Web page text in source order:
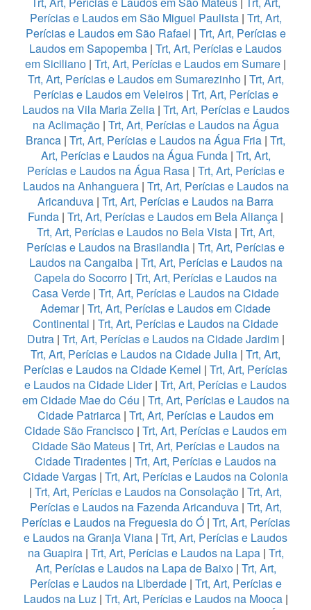
Perícias e Laudos em São Miguel Paulista| Trt, Art,
Perícias e Laudos em São Rafael | Trt, Art, Perícias e
Laudos em Sapopemba | Trt, Art, Perícias e Laudos
em Siciliano | Trt, Art, Perícias e Laudos em Sumare |
Trt, Art, Perícias e Laudos em Sumarezinho| Trt, Art,
Perícias e Laudos em Veleiros| Trt, Art, Perícias e
Laudos na Vila Maria Zelia| Trt, Art, Perícias e Laudos
na Aclimação| Trt, Art, Perícias e Laudos na Água
Branca | Trt, Art, Perícias e Laudos na Água Fria | Trt,
Art, Perícias e Laudos na Água Funda| Trt, Art,
Perícias e Laudos na Água Rasa | Trt, Art, Perícias e
Laudos na Anhanguera| Trt, Art, Perícias e Laudos na
Aricanduva | Trt, Art, Perícias e Laudos na Barra
Funda | Trt, Art, Perícias e Laudos em Bela Aliança |
Trt, Art, Perícias e Laudos no Bela Vista| Trt, Art,
Perícias e Laudos na Brasilandia | Trt, Art, Perícias e
Laudos na Cangaiba| Trt, Art, Perícias e Laudos na
Capela do Socorro | Trt, Art, Perícias e Laudos na
Casa Verde | Trt, Art, Perícias e Laudos na Cidade
Ademar| Trt, Art, Perícias e Laudos em Cidade
Continental | Trt, Art, Perícias e Laudos na Cidade
Dutra | Trt, Art, Perícias e Laudos na Cidade Jardim|
Trt, Art, Perícias e Laudos na Cidade Julia | Trt, Art,
Perícias e Laudos na Cidade Kemel | Trt, Art, Perícias
e Laudos na Cidade Lider| Trt, Art, Perícias e Laudos
em Cidade Mae do Céu | Trt, Art, Perícias e Laudos na
Cidade Patriarca | Trt, Art, Perícias e Laudos em
Cidade São Francisco | Trt, Art, Perícias e Laudos em
Cidade São Mateus| Trt, Art, Perícias e Laudos na
Cidade Tiradentes | Trt, Art, Perícias e Laudos na
Cidade Vargas | Trt, Art, Perícias e Laudos na Colonia
| Trt, Art, Perícias e Laudos na Consolação | Trt, Art,
Perícias e Laudos na Fazenda Aricanduva| Trt, Art,
Perícias e Laudos na Freguesia do Ó| Trt, Art, Perícias
e Laudos na Granja Viana | Trt, Art, Perícias e Laudos
na Guapira| Trt, Art, Perícias e Laudos na Lapa| Trt,
Art, Perícias e Laudos na Lapa de Baixo | Trt, Art,
Perícias e Laudos na Liberdade | Trt, Art, Perícias e
Laudos na Luz| Trt, Art, Perícias e Laudos na Mooca|